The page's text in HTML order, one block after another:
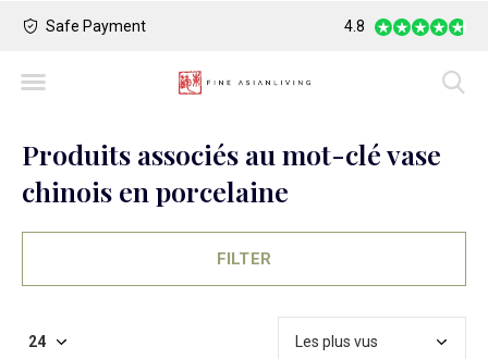
Safe Payment Largest Collection
4.8
Produits associés au mot-clé vase
chinois en porcelaine
FILTER